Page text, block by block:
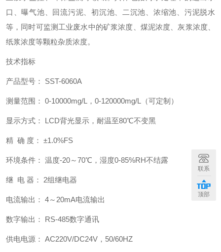
口、曝气池、回流污泥、初沉池、二沉池、浓缩池、污泥脱水
等，同时可监测工业废水中的矿浆浓度、煤泥浓度、灰浆浓度、
纸浆浓度等颗粒杂质浓度。
技术指标
产品型号： SST-6060A
测量范围： 0-10000mg/L，0-120000mg/L（可定制）
显示方式： LCD背光显示，耐温至80℃不变黑
精 确 度： ±1.0%FS
环境条件： 温度-20～70℃，湿度0-85%RH不结露
继 电 器： 2组继电器
电流输出： 4～20mA电流输出
数字输出： RS-485数字通讯
供电电源： AC220V/DC24V，50/60HZ
联系
顶部